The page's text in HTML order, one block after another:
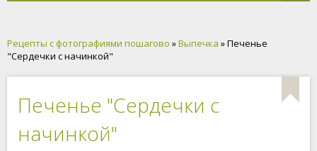
Рецепты с фотографиями пошагово »Выпечка » Печенье
"Сердечки с начинкой"
Печенье "Сердечки с
начинкой"